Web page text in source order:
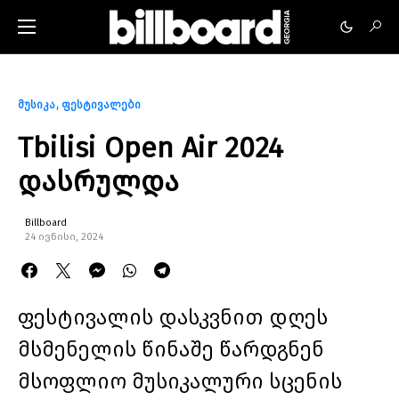
მუსიკა ფესტივალები
Tbilisi Open Air 2024
დასრულდა
Billboard
24 ივნისი, 2024
ფესტივალის დასკვნით დღეს
მსმენელის წინაშე წარდგნენ
მსოფლიო მუსიკალური სცენის